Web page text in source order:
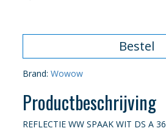
Bestel
Brand:Wowow
Productbeschrijving
REFLECTIE WW SPAAK WIT DS A 36